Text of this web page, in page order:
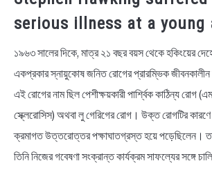
serious illness at a young
১৯৬৩ সালের দিকে, মাত্র ২১ বছর বয়স থেকে হকিংয়ের
একপ্রকার স্নায়ুকোষ জনিত রোগের প্রারম্ভিক জীবনকালীন
এই রোগের নাম ছিল পেশীক্ষয়কারী পার্শ্বিক কাঠিন্য রোগ
স্ক্লেরোসিস) অথবা লু গেরিগের রোগ। উক্ত রোগটির কারণে
ক্রমাগত উত্তরোত্তর পক্ষাঘাতগ্রস্ত হয়ে পড়েছিলেন। তা
তিনি নিজের গবেষণা সংক্রান্ত কার্যক্রম সাফল্যের সঙ্গে